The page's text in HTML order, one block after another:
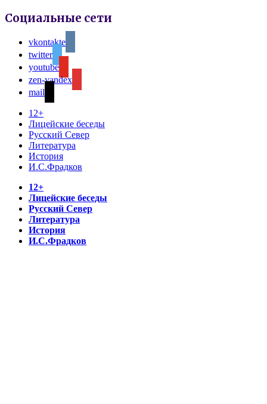
Социальные сети
vkontakte
twitter
youtube
zen-yandex
mail
12+
Лицейские беседы
Русский Север
Литература
История
И.С.Фрадков
12+
Лицейские беседы
Русский Север
Литература
История
И.С.Фрадков